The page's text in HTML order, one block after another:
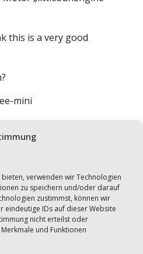
verwenden wir Technologien
zu speichern und/oder darauf
zustimmst, können wir
eindeutige IDs auf dieser Website
nicht erteilst oder
und Funktionen
this is a very good
mini